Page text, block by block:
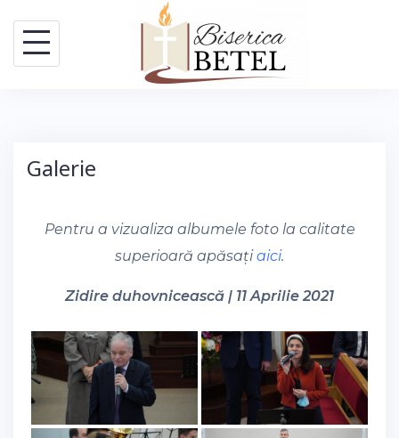
content
Galerie
Pentru a vizualiza albumele foto la calitate
superioară apăsațiaici.
Zidire duhovnicească | 11 Aprilie 2021